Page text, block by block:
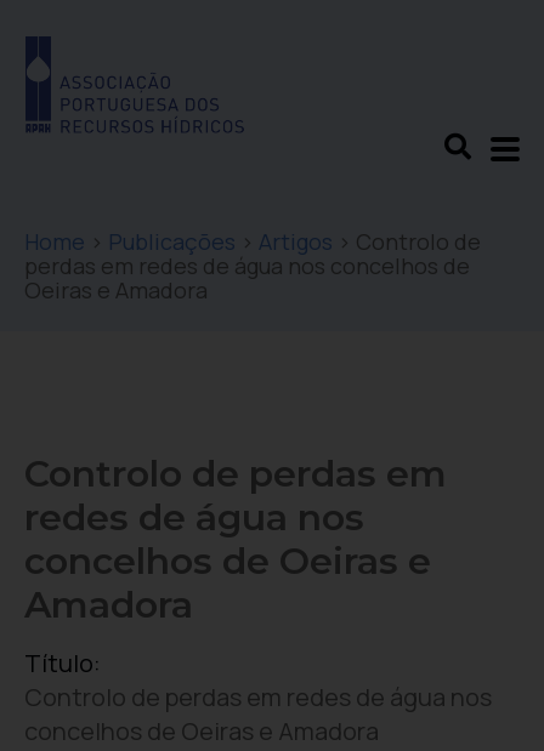
Home > Publicações > Artigos > Controlo de
perdas em redes de água nos concelhos de
Oeiras e Amadora
Controlo de perdas em
redes de água nos
concelhos de Oeiras e
Amadora
Título:
Controlo de perdas em redes de água nos
concelhos de Oeiras e Amadora